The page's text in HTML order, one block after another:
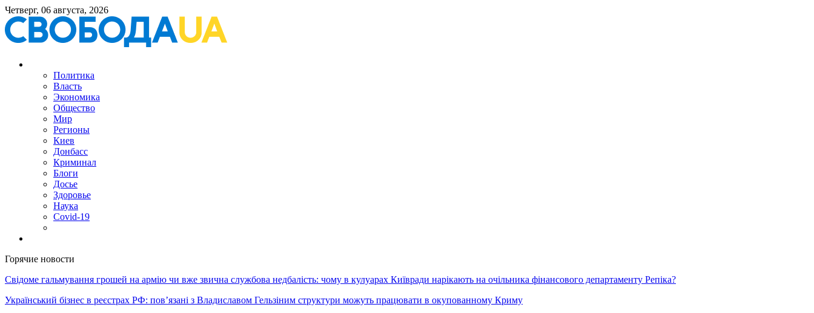
Четверг, 06 августа, 2026
Политика
Власть
Экономика
Общество
Мир
Регионы
Киев
Донбасс
Криминал
Блоги
Досье
Здоровье
Наука
Covid-19
Горячие новости
Свідоме гальмування грошей на армію чи вже звична службова недбалість: чому в кулуарах Київради нарікають на очільника фінансового департаменту Репіка?
Український бізнес в реєстрах РФ: пов’язані з Владиславом Гельзіним структури можуть працювати в окупованному Криму